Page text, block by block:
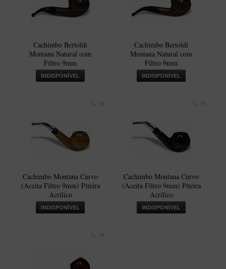
Cachimbo Bertoldi
Montana Natural com
Filtro 9mm
INDISPONÍVEL
Cachimbo Bertoldi
Montana Natural com
Filtro 9mm
INDISPONÍVEL
Cachimbo Montana Curvo
(Aceita Filtro 9mm) Piteira
Acrílico
INDISPONÍVEL
Cachimbo Montana Curvo
(Aceita Filtro 9mm) Piteira
Acrílico
INDISPONÍVEL